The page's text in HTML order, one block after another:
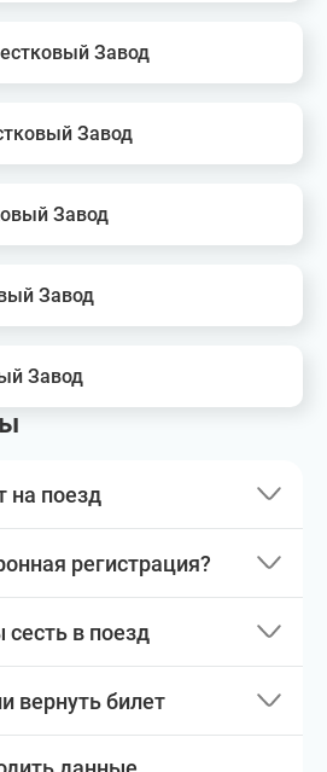
Завод
Завод
Завод
Завод
Завод
на поезд
регистрация?
в поезд
вернуть билет